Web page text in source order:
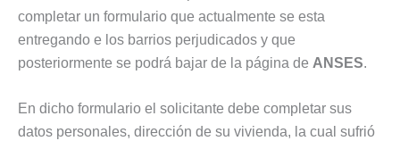
completar un formulario que actualmente se esta
entregando e los barrios perjudicados y que
posteriormente se podrá bajar de la página de ANSES.
En dicho formulario el solicitante debe completar sus
datos personales, dirección de su vivienda, la cual sufrió